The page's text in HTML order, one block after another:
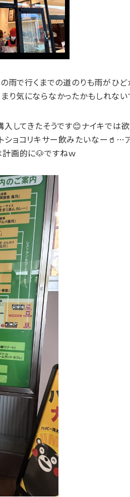
雨で行くまでの道のりも雨がひ
り気にならなかったかもしれな
してきたそうです😊ナイキでは
ョコリキサー飲みたいなー🥤…
計画的に🐶ですねｗ